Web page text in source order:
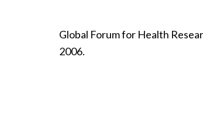
Global Forum for Health
2006.